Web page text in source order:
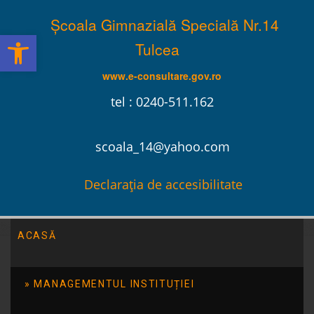
Școala Gimnazială Specială Nr.14
Tulcea
www.e-consultare.gov.ro
tel : 0240-511.162
scoala_14@yahoo.com
Declarația de accesibilitate
ACASĂ
MANAGEMENTUL INSTITUȚIEI
Deschide bara de unelte